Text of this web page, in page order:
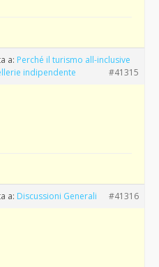
a: Perché il turismo all-inclusive
indipendente
#41315
a: Discussioni Generali #41316